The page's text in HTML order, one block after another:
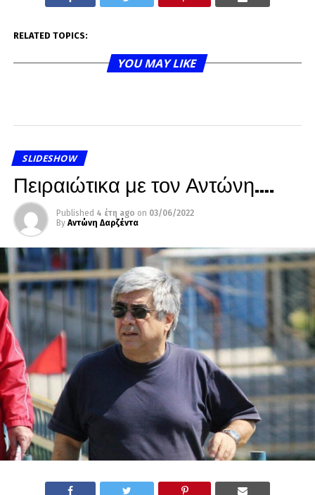
RELATED TOPICS:
YOU MAY LIKE
SLIDESHOW
Πειραιώτικα με τον Αντώνη….
Published 4 έτη ago on 03/06/2022
By Αντώνη Δαρζέντα